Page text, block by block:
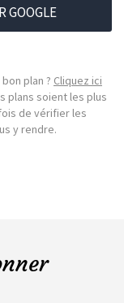
GOOGLE
plan ? Cliquez ici
plans soient les plus
de vérifier les
y rendre.